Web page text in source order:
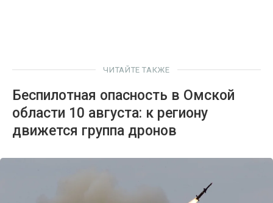
ЧИТАЙТЕ ТАКЖЕ
Беспилотная опасность в Омской
области 10 августа: к региону
движется группа дронов